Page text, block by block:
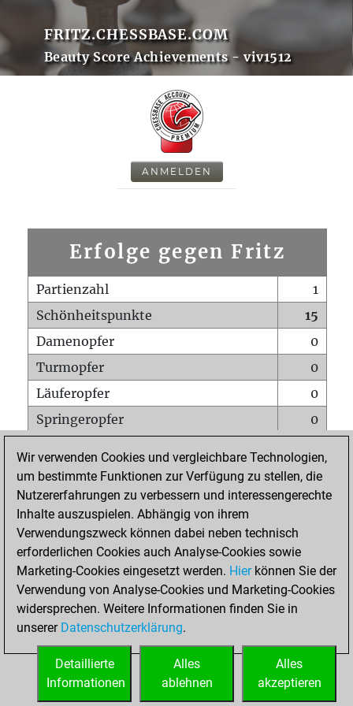
FRITZ.CHESSBASE.COM
Beauty Score Achievements - viv1512
ANMELDEN
Erfolge gegen Fritz
Partienzahl
1
Schönheitspunkte
15
Damenopfer
0
Turmopfer
0
Läuferopfer
0
Springeropfer
0
Matt auf vollem Brett
0
Bauer setzt Matt
0
Erstickte Matts
Unterverwandlungen
Türme auf der siebten
0
STARTSEITE
Wir verwenden Cookies und vergleichbare Technologien,
um bestimmte Funktionen zur Verfügung zu stellen, die
Nutzererfahrungen zu verbessern und interessengerechte
Inhalte auszuspielen. Abhängig von ihrem
Verwendungszweck können dabei neben technisch
erforderlichen Cookies auch Analyse-Cookies sowie
Marketing-Cookies eingesetzt werden. Hierkönnen Sie der
Verwendung von Analyse-Cookies und Marketing-Cookies
widersprechen. Weitere Informationen finden Sie in
unserer Datenschutzerklärung.
Alles
akzeptieren
Alles
ablehnen
Detaillierte
Informationen